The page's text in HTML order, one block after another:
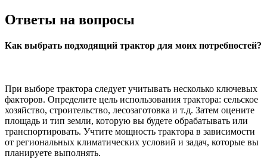
Ответы на вопросы
Как выбрать подходящий трактор для моих потребностей?
При выборе трактора следует учитывать несколько ключевых
факторов. Определите цель использования трактора: сельское
хозяйство, строительство, лесозаготовка и т.д. Затем оцените
площадь и тип земли, которую вы будете обрабатывать или
транспортировать. Учтите мощность трактора в зависимости
от региональных климатических условий и задач, которые вы
планируете выполнять.